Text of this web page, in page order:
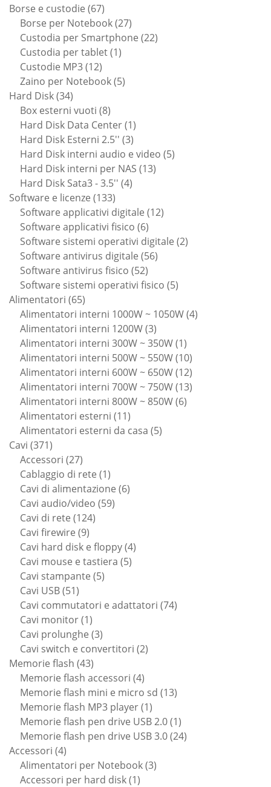
Borse e custodie 6767
prodotti
Borse per Notebook 2727
prodotti
Custodia per Smartphone 2222
Custodia per tablet 11
Custodie MP3 1212
prodotti
Zaino per Notebook 55
Hard Disk 3434
prodotti
Box esterni vuoti 88
prodotti
Hard Disk Data Center 11
prodotto
Hard Disk Esterni 2.5'' 33
prodotti
Hard Disk interni audio e video 55
Hard Disk interni per NAS 1313
Hard Disk Sata3 - 3.5'' 44
Software e licenze 133133
prodotti
Software applicativi digitale 1212
Software applicativi fisico 66
prodotti
Software sistemi operativi digitale 22
Software antivirus digitale 5656
Software antivirus fisico 5252
prodotti
Software sistemi operativi fisico 55
Alimentatori 6565
prodotti
Alimentatori interni 1000W ~ 1050W 44
Alimentatori interni 1200W 33
prodotti
Alimentatori interni 300W ~ 350W 11
prodotto
Alimentatori interni 500W ~ 550W 1010
prodotti
Alimentatori interni 600W ~ 650W 1212
prodotti
Alimentatori interni 700W ~ 750W 1313
Alimentatori interni 800W ~ 850W 66
Alimentatori esterni 1111
prodotti
Alimentatori esterni da casa 55
Cavi 371371
prodotti
Accessori 2727
prodotti
Cablaggio di rete 11
prodotto
Cavi di alimentazione 66
Cavi audio/video 5959
Cavi di rete 124124
Cavi firewire 99
prodotti
Cavi hard disk e floppy 44
Cavi mouse e tastiera 55
Cavi stampante 55
Cavi USB 5151
prodotti
Cavi commutatori e adattatori 7474
Cavi monitor 11
prodotto
Cavi prolunghe 33
prodotti
Cavi switch e convertitori 22
Memorie flash 4343
prodotti
Memorie flash accessori 44
prodotti
Memorie flash mini e micro sd 1313
Memorie flash MP3 player 11
prodotto
Memorie flash pen drive USB 2.0 11
prodotto
Memorie flash pen drive USB 3.0 2424
Accessori 44
prodotti
Alimentatori per Notebook 33
Accessori per hard disk 11